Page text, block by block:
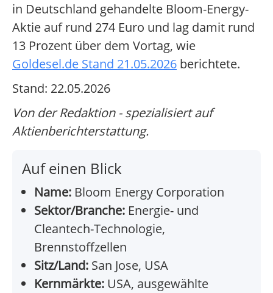
in Deutschland gehandelte Bloom-Energy-
Aktie auf rund 274 Euro und lag damit rund
13 Prozent über dem Vortag, wie
Goldesel.de Stand 21.05.2026 berichtete.
Stand: 22.05.2026
Von der Redaktion - spezialisiert auf
Aktienberichterstattung.
Auf einen Blick
Name: Bloom Energy Corporation
Sektor/Branche: Energie- und
Cleantech-Technologie,
Brennstoffzellen
Sitz/Land: San Jose, USA
Kernmärkte: USA, ausgewählte